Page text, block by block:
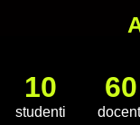
10
studenti
60